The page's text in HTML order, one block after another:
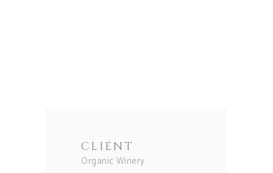
CLIENT
Organic Winery